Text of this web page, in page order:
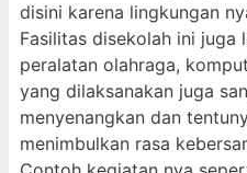
disini karena lingkungan
Fasilitas disekolah ini juga
peralatan olahraga,
yang dilaksanakan juga
menyenangkan dan
menimbulkan rasa